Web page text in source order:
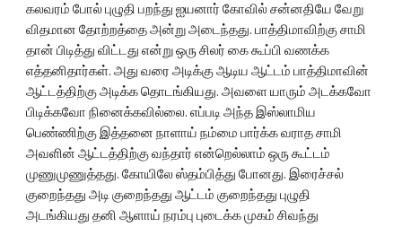
கலவரம் போல் புழுதி பறந்து ஐயனார் கோவில் சன்னதியே வேறு
விதமான தோற்றத்தை அன்று அடைந்தது. பாத்திமாவிற்கு சாமி
தான் பிடித்து விட்டது என்று ஒரு சிலர் கை கூப்பி வணக்க
எத்தனிதார்கள். அது வரை அடிக்கு ஆடிய ஆட்டம் பாத்திமாவின்
ஆட்டத்திற்கு அடிக்க தொடங்கியது. அவளை யாரும் அடக்கவோ
பிடிக்கவோ நினைக்கவில்லை. எப்படி அந்த இஸ்லாமிய
பெண்ணிற்கு இத்தனை நாளாய் நம்மை பார்க்க வராத சாமி
அவளின் ஆட்டத்திற்கு வந்தார் என்றெல்லாம் ஒரு கூட்டம்
முணுமுணுத்தது. கோயிலே ஸ்தம்பித்து போனது. இரைச்சல்
குறைந்தது அடி குறைந்தது ஆட்டம் குறைந்தது புழுதி
அடங்கியது தனி ஆளாய் நரம்பு புடைக்க முகம் சிவந்து